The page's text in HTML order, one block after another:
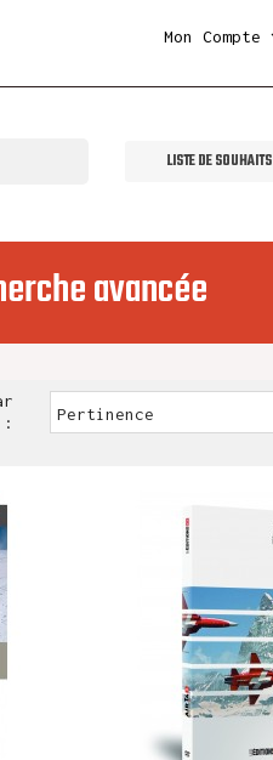
Mon Compte
LISTE DE SOUHAITS
avancée
:
Pertinence